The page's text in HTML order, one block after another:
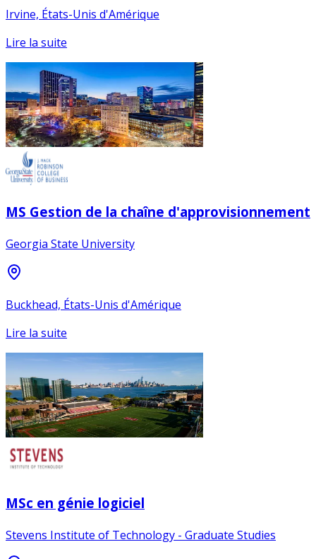
Irvine, États-Unis d'Amérique
Lire la suite
MS Gestion de la chaîne d'approvisionnement
Georgia State University
Buckhead, États-Unis d'Amérique
Lire la suite
MSc en génie logiciel
Stevens Institute of Technology - Graduate Studies